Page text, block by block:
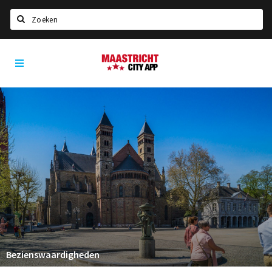
Home
Agenda
Party pics
Nieuws, interviews & blogs
Eten
Drinken
Slapen
Recreatief
Winkels
Maastricht
City
Bezienswaardigheden